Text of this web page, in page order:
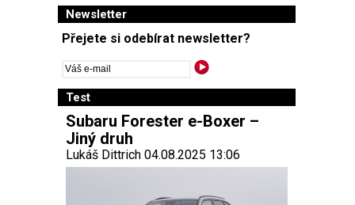
Newsletter
Přejete si odebírat newsletter?
Test
Subaru Forester e-Boxer –
Jiný druh
Lukáš Dittrich 04.08.2025 13:06